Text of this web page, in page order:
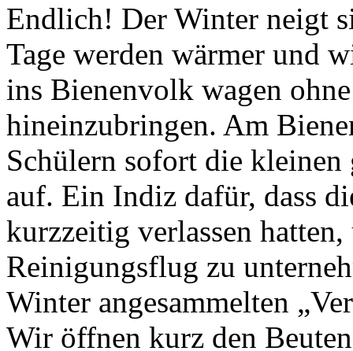
Endlich! Der Winter neigt
Tage werden wärmer und
ins Bienenvolk wagen
hineinzubringen. Am
Schülern sofort die
auf. Ein Indiz dafür, dass
kurzzeitig verlassen
Reinigungsflug zu
Winter angesammelten
Wir öffnen kurz den